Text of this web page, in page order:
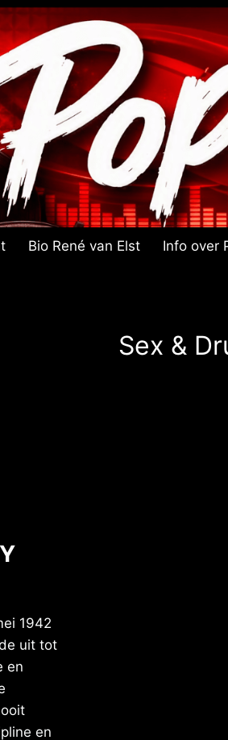
Bio René van Elst Info over
Sex &
1942
uit tot
en
en